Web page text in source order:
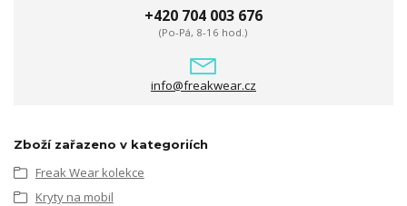
+420 704 003 676
(Po-Pá, 8-16 hod.)
info@freakwear.cz
Zboží zařazeno v kategoriích
Freak Wear kolekce
Kryty na mobil